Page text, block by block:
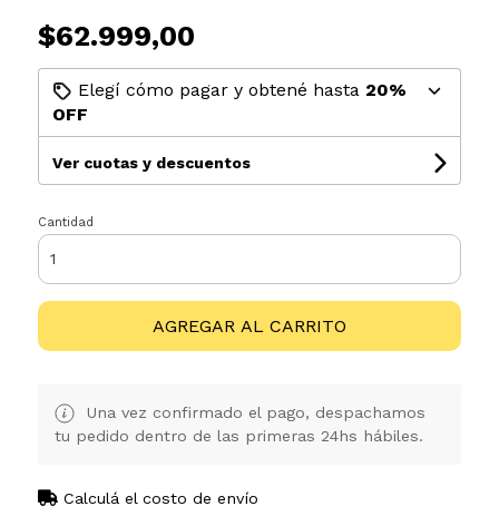
$62.999,00
Elegí cómo pagar y obtené hasta 20%
OFF
Ver cuotas y descuentos
Cantidad
AGREGAR AL CARRITO
Una vez confirmado el pago, despachamos
tu pedido dentro de las primeras 24hs hábiles.
Calculá el costo de envío